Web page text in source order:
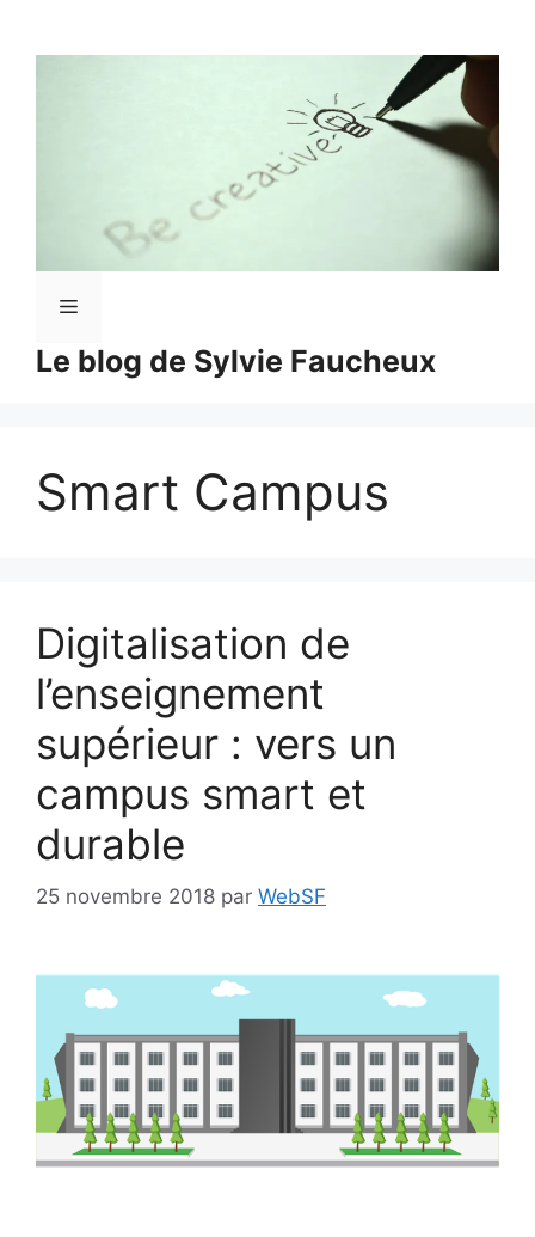
Le blog de Sylvie Faucheux
Menu
Smart Campus
Digitalisation de
l’enseignement
supérieur : vers un
campus smart et
durable
25 novembre 2018 par WebSF